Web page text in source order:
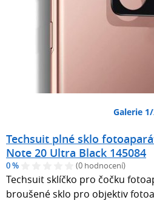
Galerie
Techsuit plné sklo
Note 20 Ultra Black 145084
0 % (0 hodnocení)
Techsuit sklíčko pro čočku
broušené sklo pro objektiv